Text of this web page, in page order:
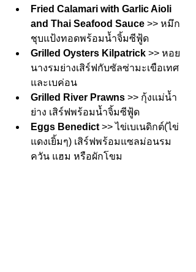
Fried Calamari with Garlic Aioli
and Thai Seafood Sauce >> หมึก
ชุบแป้งทอดพร้อมน้ำจิ้มซีฟู้ด
Grilled Oysters Kilpatrick >> หอย
นางรมย่างเสิร์ฟกับซัลซ่ามะเขือเทศ
และเบค่อน
Grilled River Prawns >> กุ้งแม่น้ำ
ย่าง เสิร์ฟพร้อมน้ำจิ้มซีฟู้ด
Eggs Benedict >> ไข่เบเนดิกต์(ไข่
แดงเยิ้มๆ) เสิร์ฟพร้อมแซลม่อนรม
ควัน แฮม หรือผักโขม